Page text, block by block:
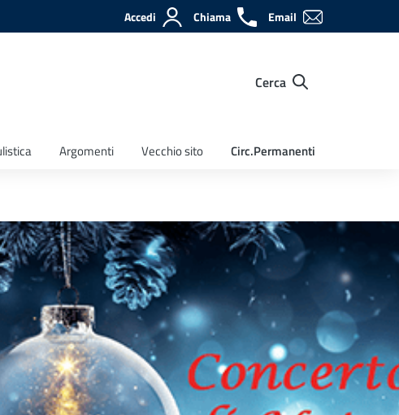
Accedi Chiama Email
Cerca
Argomenti Vecchio sito Circ.Permanenti